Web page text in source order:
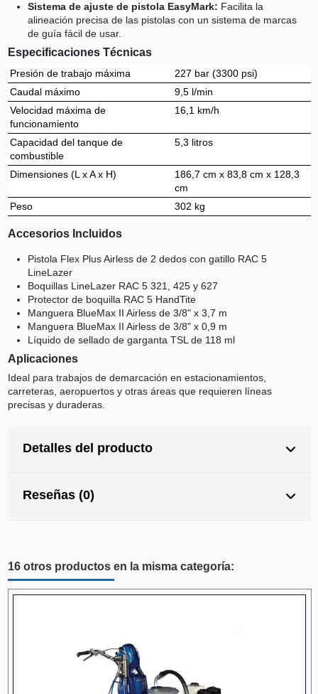
Sistema de ajuste de pistola EasyMark: Facilita la
alineación precisa de las pistolas con un sistema de marcas
de guía fácil de usar.
Especificaciones Técnicas
Presión de trabajo máxima
227 bar (3300 psi)
Caudal máximo
9,5 l/min
Velocidad máxima de
funcionamiento
16,1 km/h
Capacidad del tanque de
combustible
5,3 litros
Dimensiones (L x A x H)
186,7 cm x 83,8 cm x 128,3
cm
Peso
302 kg
Accesorios Incluidos
Pistola Flex Plus Airless de 2 dedos con gatillo RAC 5
LineLazer
Boquillas LineLazer RAC 5 321, 425 y 627
Protector de boquilla RAC 5 HandTite
Manguera BlueMax II Airless de 3/8" x 3,7 m
Manguera BlueMax II Airless de 3/8" x 0,9 m
Líquido de sellado de garganta TSL de 118 ml
Aplicaciones
Ideal para trabajos de demarcación en estacionamientos,
carreteras, aeropuertos y otras áreas que requieren líneas
precisas y duraderas.
Detalles del producto
Reseñas (0)
16 otros productos en la misma categoría: